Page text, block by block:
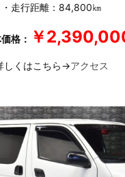
・走行距離：84,800㎞
格： ￥
しくはこちら→アクセス